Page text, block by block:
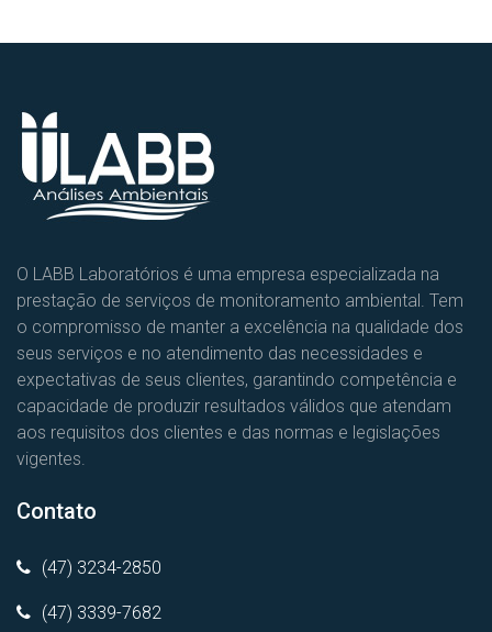
O LABB Laboratórios é uma empresa especializada na
prestação de serviços de monitoramento ambiental. Tem
o compromisso de manter a excelência na qualidade dos
seus serviços e no atendimento das necessidades e
expectativas de seus clientes, garantindo competência e
capacidade de produzir resultados válidos que atendam
aos requisitos dos clientes e das normas e legislações
vigentes.
Contato
(47) 3234-2850
(47) 3339-7682